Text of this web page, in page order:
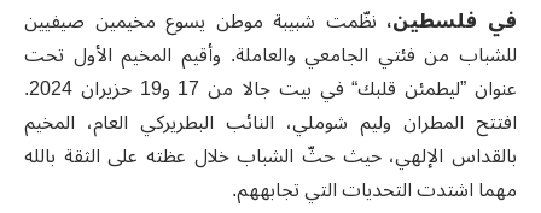
في فلسطين، نظّمت شبيبة موطن يسوع مخيمين صيفيين
للشباب من فئتي الجامعي والعاملة. وأقيم المخيم الأول تحت
عنوان ”ليطمئن قلبك“ في بيت جالا من
17 و19 حزيران 2024.
افتتح المطران وليم شوملي، النائب البطريركي العام، المخيم
بالقداس الإلهي، حيث حثّ الشباب خلال عظته على الثقة بالله
مهما اشتدت التحديات التي تجابههم.